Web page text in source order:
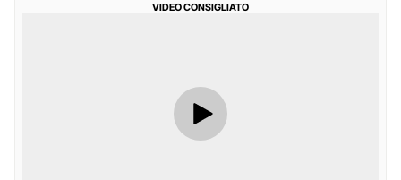
VIDEO CONSIGLIATO